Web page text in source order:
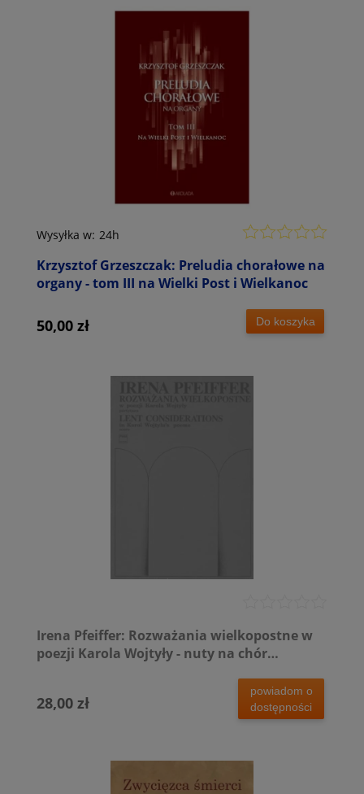
Krzysztof Grzeszczak: Preludia chorałowe na
organy - tom III na Wielki Post i Wielkanoc
Wysyłka w: 24h
50,00 zł Do koszyka
Irena Pfeiffer: Rozważania wielkopostne w
poezji Karola Wojtyły - nuty na chór
28,00 zł
powiadom o
dostępności